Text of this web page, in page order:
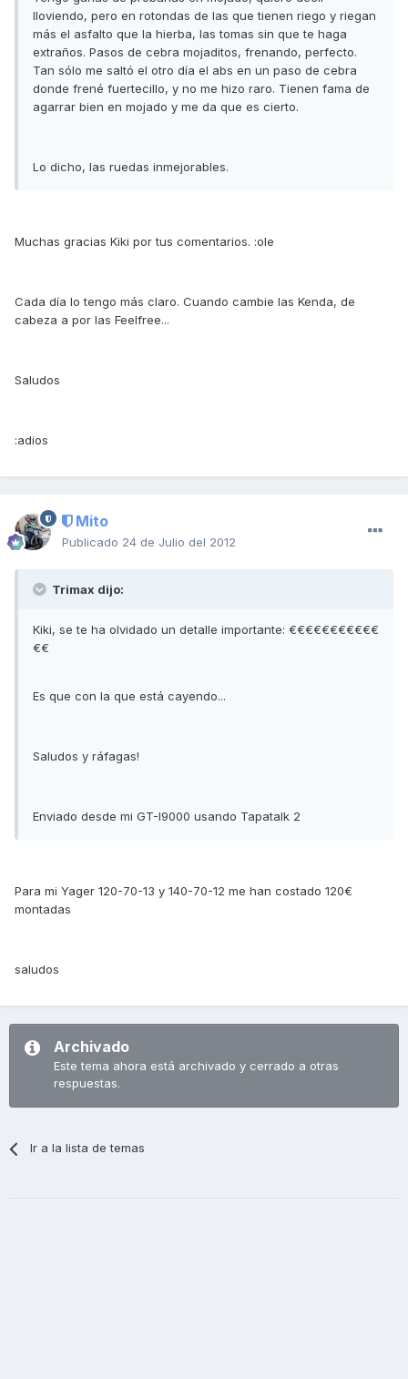
lloviendo, pero en rotondas de las que tienen riego y riegan
más el asfalto que la hierba, las tomas sin que te haga
extraños. Pasos de cebra mojaditos, frenando, perfecto.
Tan sólo me saltó el otro día el abs en un paso de cebra
donde frené fuertecillo, y no me hizo raro. Tienen fama de
agarrar bien en mojado y me da que es cierto.
Lo dicho, las ruedas inmejorables.
Muchas gracias Kiki por tus comentarios. :ole
Cada día lo tengo más claro. Cuando cambie las Kenda, de
cabeza a por las Feelfree...
Saludos
:adios
Mito
Publicado 24 de Julio del 2012
Trimax dijo:
Kiki, se te ha olvidado un detalle importante: €€€€€€€€€€€
€€
Es que con la que está cayendo...
Saludos y ráfagas!
Enviado desde mi GT-I9000 usando Tapatalk 2
Para mi Yager 120-70-13 y 140-70-12 me han costado 120€
montadas
saludos
Archivado
Este tema ahora está archivado y cerrado a otras
respuestas.
Ir a la lista de temas